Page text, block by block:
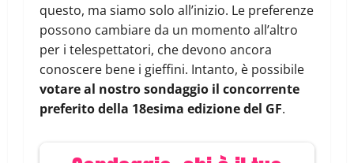
questo, ma siamo solo all’inizio. Le preferenze
possono cambiare da un momento all’altro
per i telespettatori, che devono ancora
conoscere bene i gieffini. Intanto, è possibile
votare al nostro sondaggio il concorrente
preferito della 18esima edizione del GF.